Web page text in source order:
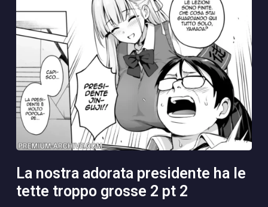
la nostra adorata presidente ha le
tette troppo grosse 2 pt 2